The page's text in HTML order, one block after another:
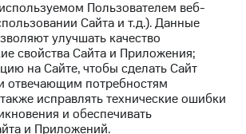
Пользователем веб-
Сайта и т.д.). Данные
улучшать качество
свойства Сайта и Приложения;
на Сайте, чтобы сделать Сайт
отвечающим потребностям
исправлять технические ошибки
и обеспечивать
и Приложений.